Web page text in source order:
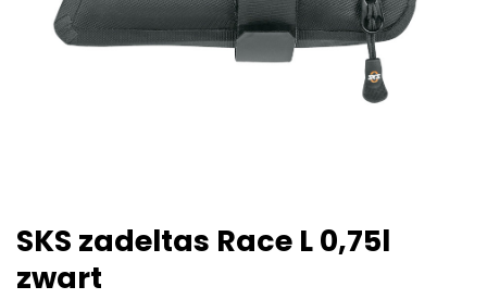
SKS zadeltas Race L 0,75l
zwart